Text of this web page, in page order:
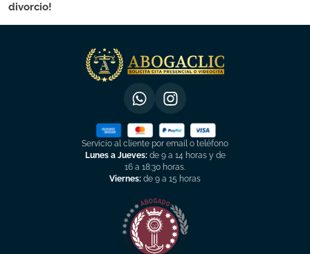
divorcio!
Servicio al cliente por email o teléfono
Lunes a Jueves:de 9 a 14 horas y de
16 a 18:30 horas.
Viernes: de 9 a 15 horas